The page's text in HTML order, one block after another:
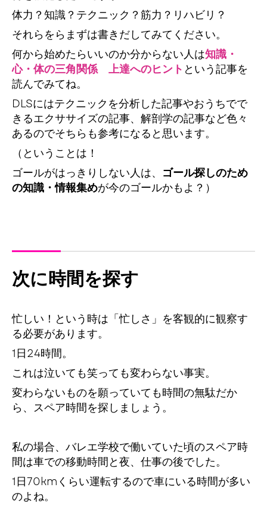
体力？知識？テクニック？筋力？リハビリ？
それらをらまずは書きだしてみてください。
何から始めたらいいのか分からない人は知識・
心・体の三角関係 上達へのヒント という記事を
読んでみてね。
DLSにはテクニックを分析した記事やおうちでで
きるエクササイズの記事、解剖学の記事など色々
あるのでそちらも参考になると思います。
（ということは！
ゴールがはっきりしない人は、 ゴール探しのため
の知識・情報集めが今のゴールかもよ？）
次に時間を探す
忙しい！という時は「忙しさ」を客観的に観察す
る必要があります。
1日24時間。
これは泣いても笑っても変わらない事実。
変わらないものを願っていても時間の無駄だか
ら、スペア時間を探しましょう。
私の場合、バレエ学校で働いていた頃のスペア時
間は車での移動時間と夜、仕事の後でした。
1日70kmくらい運転するので車にいる時間が多い
のよね。